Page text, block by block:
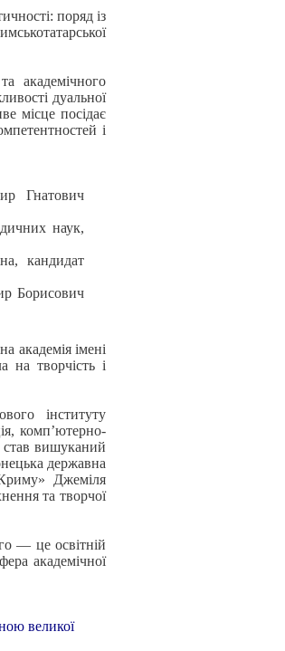
поряд із
академічного
дуальної
місце посідає
і
Гнатович
наук,
кандидат
Борисович
академія імені
на творчість і
інституту
комп’ютерно-
став вишуканий
державна
Джеміля
та творчої
— це освітній
академічної
великої